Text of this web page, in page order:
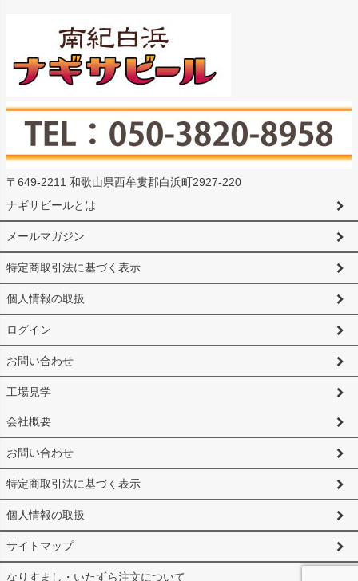
〒649-2211 和歌山県西牟婁郡白浜町2927-220
ナギサビールとは
メールマガジン
特定商取引法に基づく表示
個人情報の取扱
ログイン
お問い合わせ
工場見学
会社概要
お問い合わせ
特定商取引法に基づく表示
個人情報の取扱
サイトマップ
なりすまし・いたずら注文について